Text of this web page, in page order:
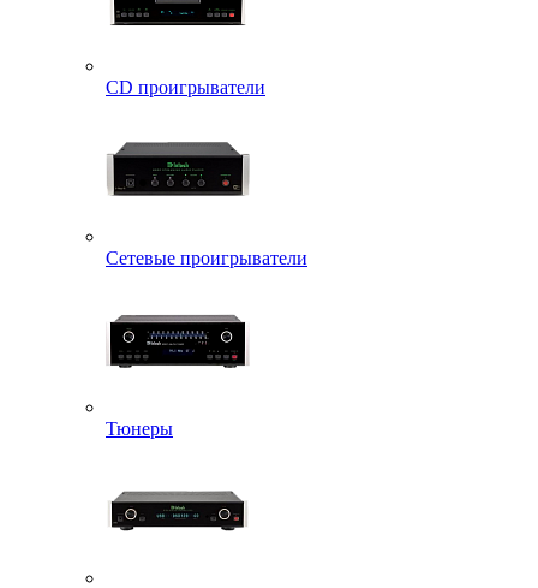
CD проигрыватели
Сетевые проигрыватели
Тюнеры